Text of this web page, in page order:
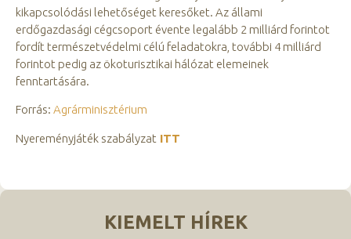
kikapcsolódási lehetőséget keresőket. Az állami
erdőgazdasági cégcsoport évente legalább 2 milliárd forintot
fordít természetvédelmi célú feladatokra, további 4 milliárd
forintot pedig az ökoturisztikai hálózat elemeinek
fenntartására.
Forrás: Agrárminisztérium
Nyereményjáték szabályzat ITT
KIEMELT HÍREK